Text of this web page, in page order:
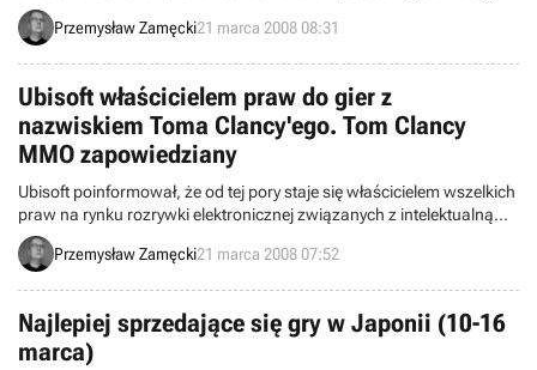
się od swoich maszynek i spoglądają łaskawym okiem w stronę
konsol. Ale jednocześnie nie oznacza to, że jego firma o rynku PC
Przemysław Zamęcki21 marca 2008 08:31
Ubisoft właścicielem praw do gier z
nazwiskiem Toma Clancy'ego. Tom Clancy
MMO zapowiedziany
Ubisoft poinformował, że od tej pory staje się właścicielem wszelkich
praw na rynku rozrywki elektronicznej związanych z intelektualną
własnością kojarzoną z nazwiskiem Toma Clancy’ego –
amerykańskiego pisarza specjalizującego się w literaturze political
Przemysław Zamęcki21 marca 2008 07:52
Najlepiej sprzedające się gry w Japonii (10-16
marca)